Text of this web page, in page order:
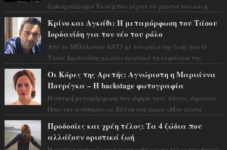
ξεσκαρτάρισμα Το σύμπαν ρίχνει τα χαρτιά του και η
Κρίνο και Αγκάθι: Η μεταμόρφωση του Τάσου
Ιορδανίδη για τον νέο του ρόλο
Από το MEGA στον ΑΝΤ1 με τον ρόλο της ζωής του Ο
Τάσος Ιορδανίδης κλείνει οριστικά το κεφάλαιο της
Οι Κόρες της Αρετής: Αγνώριστη η Μαριάννα
Πουρέγκα – H backstage φωτογραφία
Η οπτική μεταμόρφωση που άφησε τους πάντες άφωνους
Όσοι την αγάπησαν ως Ελένη στη σειρά «Μια νύχτα
Προδοσίες και χρέη τέλος: Τα 4 ζώδια που
αλλάζουν οριστικά ζωή